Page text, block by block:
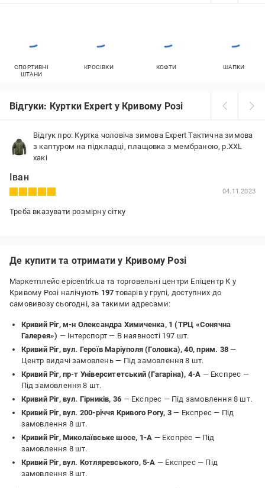
СПОРТИВНІ
ШТАНИ
КРОСІВКИ КОФТИ ШАПКИ
Відгуки: Куртки Expert у Кривому Розі
Відгук про: Куртка чоловіча зимова Expert Тактична зимова
з каптуром на підкладці, плащовка з мембраною, р.XXL
хакі
Іван
04.11.2023
Треба вказувати розмірну сітку
Де купити та отримати у Кривому Розі
Маркетплейс epicentrk.ua та торговельні центри Епіцентр К у
Кривому Розі налічують 197 товарів у групі, доступних до
самовивозу сьогодні, за такими адресами:
Кривий Ріг, м-н Олександра Химиченка, 1 (ТРЦ «Сонячна
Галерея») — Інтерспорт — В наявності 197 шт.
Кривий Ріг, вул. Героїв Маріуполя (Головка), 40, прим. 38—
Центр видачі замовлень — Під замовлення 8 шт.
Кривий Ріг, пр-т Університетський (Гагаріна), 4-А — Експрес —
Під замовлення 8 шт.
Кривий Ріг, вул. Гірників, 36 — Експрес — Під замовлення 8 шт.
Кривий Ріг, вул. 200-річчя Кривого Рогу, 3— Експрес — Під
замовлення 8 шт.
Кривий Ріг, Миколаївське шосе, 1-А — Експрес — Під
замовлення 8 шт.
Кривий Ріг, вул. Котляревського, 5-А — Експрес — Під
замовлення 8 шт.